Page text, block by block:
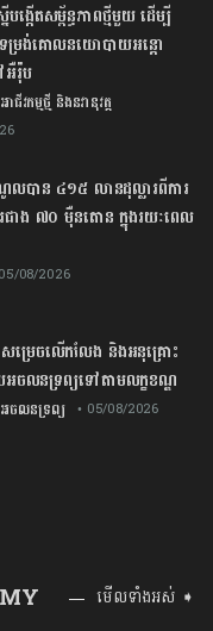
បង្កើត​សម្ព័ន្ធភាព​ថ្មី​មួយ ​ដើម្បី​
ទម្រង់​គោលនយោបាយ​អន្តោ
រ៉ុប​
អាជីវកម្មថ្មី និងនវានុវត្ត
លបាន ៤១៥ លានដុល្លារពីការ
ជាង ៧០ ម៉ឺនតោន ក្នុងរយៈពេល
08/2026
សម្រេច​លើកលែង និងអនុគ្រោះ
អចលនទ្រព្យ​ទៅតាមលក្ខខណ្ឌ
អចលនទ្រព្យ • 05/08/2026
មើលទាំងអស់ ➧